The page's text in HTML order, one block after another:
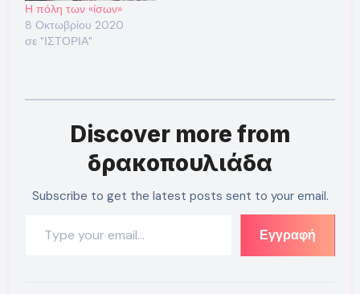
Η πόλη των «ίσων»
8 Οκτωβρίου 2020
σε "ΙΣΤΟΡΙΑ"
Discover more from
δρακοπουλιάδα
Subscribe to get the latest posts sent to your email.
Εγγραφή